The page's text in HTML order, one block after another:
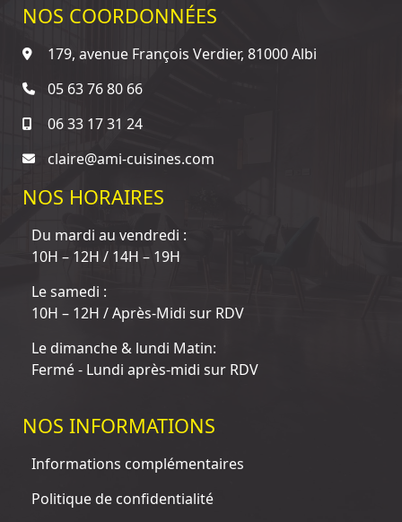
NOS COORDONNÉES
179, avenue François Verdier, 81000 Albi
05 63 76 80 66
06 33 17 31 24
claire@ami-cuisines.com
NOS HORAIRES
Du mardi au vendredi :
10H – 12H / 14H – 19H
Le samedi :
10H – 12H / Après-Midi sur RDV
Le dimanche & lundi Matin:
Fermé - Lundi après-midi sur RDV
NOS INFORMATIONS
Informations complémentaires
Politique de confidentialité